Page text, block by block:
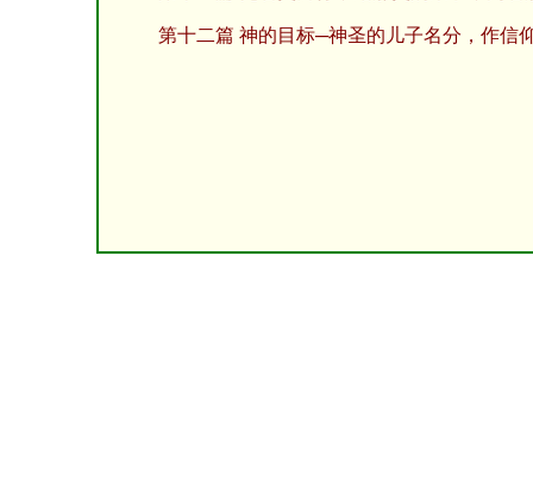
第十二篇 神的目标─神圣的儿子名分，作信